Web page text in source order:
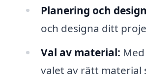
Planering och
och designa ditt
Val av material:
valet av rätt material